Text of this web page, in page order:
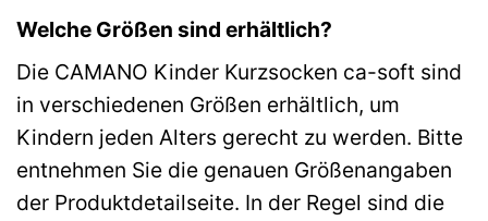
Welche Größen sind erhältlich?
Die CAMANO Kinder Kurzsocken ca-soft sind
in verschiedenen Größen erhältlich, um
Kindern jeden Alters gerecht zu werden. Bitte
entnehmen Sie die genauen Größenangaben
der Produktdetailseite. In der Regel sind die